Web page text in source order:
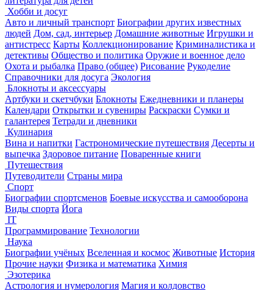
Хобби и досуг
Авто и личный транспорт Биографии других известных
людей Дом, сад, интерьер Домашние животные Игрушки и
антистресс Карты Коллекционирование Криминалистика и
детективы Общество и политика Оружие и военное дело
Охота и рыбалка Право (общее) Рисование Рукоделие
Справочники для досуга Экология
Блокноты и аксессуары
Артбуки и скетчбуки Блокноты Ежедневники и планеры
Календари Открытки и сувениры Раскраски Сумки и
галантерея Тетради и дневники
Кулинария
Вина и напитки Гастрономические путешествия Десерты и
выпечка Здоровое питание Поваренные книги
Путешествия
Путеводители Страны мира
Спорт
Биографии спортсменов Боевые искусства и самооборона
Виды спорта Йога
IT
Программирование Технологии
Наука
Биографии учёных Вселенная и космос Животные История
Прочие науки Физика и математика Химия
Эзотерика
Астрология и нумерология Магия и колдовство